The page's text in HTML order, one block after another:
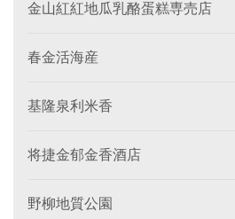
金山紅紅地瓜乳酪蛋糕専売店
春金活海産
基隆泉利米香
将捷金郁金香酒店
野柳地質公園